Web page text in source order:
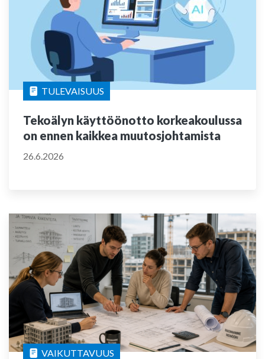
TULEVAISUUS
Tekoälyn käyttöönotto korkeakoulussa
on ennen kaikkea muutosjohtamista
26.6.2026
VAIKUTTAVUUS